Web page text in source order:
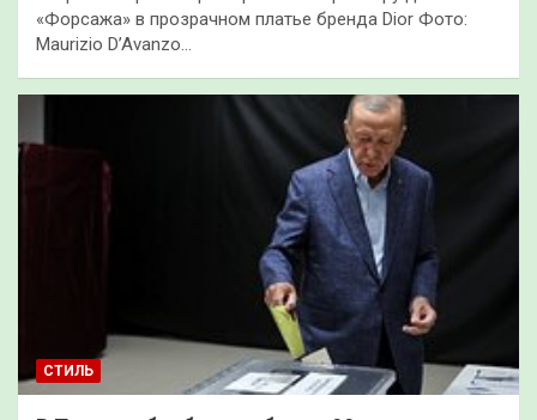
«Форсажа» в прозрачном платье бренда Dior Фото:
Maurizio D’Avanzo…
СТИЛЬ